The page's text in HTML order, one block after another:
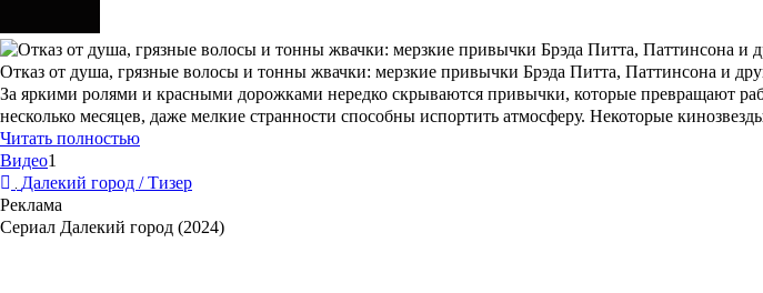
Отказ от душа, грязные волосы и тонны жвачки: мерзкие привычки Брэда Питта, Паттинсона и
За яркими ролями и красными дорожками нередко скрываются привычки, которые превращают
несколько месяцев, даже мелкие странности способны испортить атмосферу. Некоторые
Читать полностью
Видео1
Далекий город / Тизер
Реклама
Сериал Далекий город (2024)